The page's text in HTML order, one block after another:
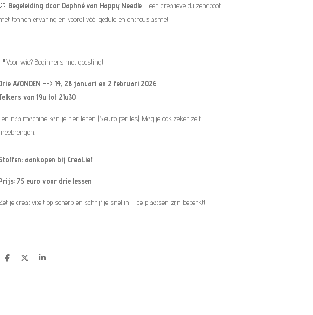
🎨 Begeleiding door Daphné van Happy Needle – een creatieve duizendpoot
tonnen ervaring en vooral véél geduld en enthousiasme!
📍Voor wie? Beginners met goesting!
AVONDEN --> 14, 28 januari en 2 februari 2026
van 19u tot 21u30
naaimachine kan je hier lenen (5 euro per les). Mag je ook zeker zelf
aankopen bij CreaLief
75 euro voor drie lessen
je creativiteit op scherp en schrijf je snel in – de plaatsen zijn beperkt!
D
D
S